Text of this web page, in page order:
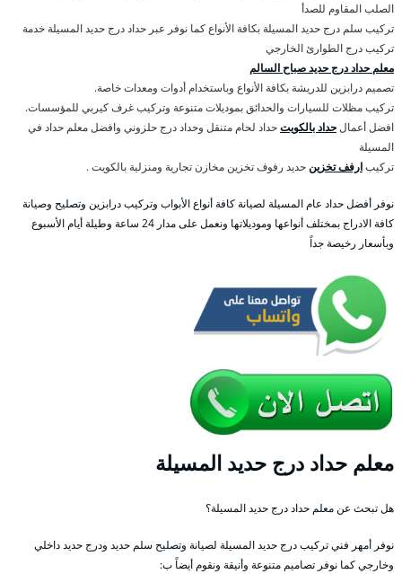
الصلب المقاوم للصدأ
تركيب سلم درج حديد المسيلة بكافة الأنواع كما نوفر عبر حداد درج حديد المسيلة خدمة
تركيب درج الطوارئ الخارجي
معلم حداد درج حديد صباح السالم
تصميم درابزين للدريشة بكافة الأنواع وباستخدام أدوات ومعدات خاصة.
تركيب مظلات للسيارات والحدائق بموديلات متنوعة وتركيب غرف كيربي للمؤسسات.
افضل أعمالحداد بالكويتحداد لحام متنقل وحداد درج حلزوني وافضل معلم حداد في
المسيلة
تركيبارفف تخزينحديد رفوف تخزين مخازن تجارية ومنزلية بالكويت .
نوفر أفضل حداد عام المسيلة لصيانة كافة أنواع الأبواب وتركيب درابزين وتصليح وصيانة
كافة الادراج بمختلف أنواعها وموديلاتها ونعمل على مدار 24 ساعة وطيلة أيام الأسبوع
وبأسعار رخيصة جداً
معلم حداد درج حديد المسيلة
هل تبحث عن معلم حداد درج حديد المسيلة؟
نوفر أمهر فني تركيب درج حديد المسيلة لصيانة وتصليح سلم حديد ودرج حديد داخلي
وخارجي كما نوفر تصاميم متنوعة وأنيقة ونقوم أيضاً ب: